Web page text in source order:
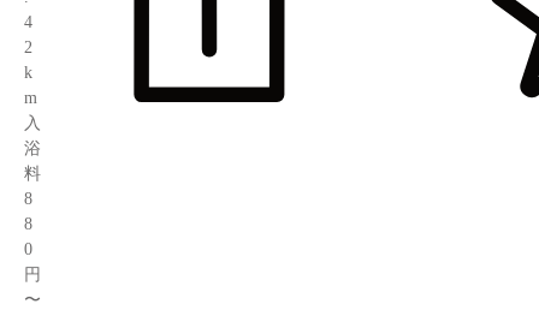
4
2
k
m
入
浴
料
8
8
0
円
〜